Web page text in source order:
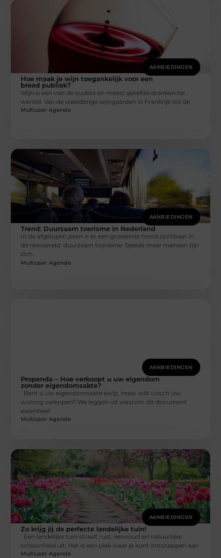
AANBIEDINGEN
Hoe maak je wijn toegankelijk voor een
breed publiek?
Wijn is een van de oudste en meest geliefde dranken ter
wereld. Van de weelderige wijngaarden in Frankrijk tot de
Multiuser Agenda
AANBIEDINGEN
Trend: Duurzaam toerisme in Nederland
In de afgelopen jaren is er een groeiende trend zichtbaar in
de reiswereld: duurzaam toerisme. Steeds meer mensen zijn
zich
Multiuser Agenda
AANBIEDINGEN
Propenda – Hoe verkoopt u uw eigendom
zonder eigendomsakte?
Bent u uw eigendomsakte kwijt, maar wilt u toch uw
woning verkopen? We leggen uit waarom dit document
essentieel
Multiuser Agenda
AANBIEDINGEN
Zo krijg jij de perfecte landelijke tuin!
Een landelijke tuin straalt rust, eenvoud en natuurlijke
schoonheid uit. Het is een plek waar je kunt ontsnappen aan
Multiuser Agenda